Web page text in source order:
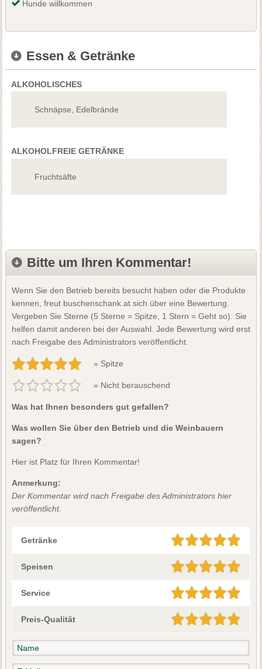
Hunde willkommen
Essen & Getränke
ALKOHOLISCHES
Schnäpse, Edelbrände
ALKOHOLFREIE GETRÄNKE
Fruchtsäfte
Bitte um Ihren Kommentar!
Wenn Sie den Betrieb bereits besucht haben oder die Produkte
kennen, freut buschenschank.at sich über eine Bewertung.
Vergeben Sie Sterne (5 Sterne = Spitze, 1 Stern = Geht so). Sie
helfen damit anderen bei der Auswahl. Jede Bewertung wird erst
nach Freigabe des Administrators veröffentlicht.
» Spitze
» Nicht berauschend
Was hat Ihnen besonders gut gefallen?
Was wollen Sie über den Betrieb und die Weinbauern
sagen?
Hier ist Platz für Ihren Kommentar!
Anmerkung:
Der Kommentar wird nach Freigabe des Administrators hier
veröffentlicht.
Getränke
Speisen
Service
Preis-Qualität